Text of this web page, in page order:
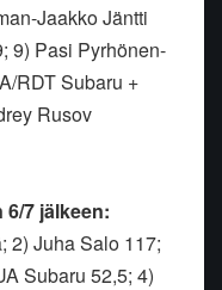
Jaakko Jäntti
9) Pasi Pyrhönen-
RDT Subaru +
Rusov
6/7 jälkeen:
2) Juha Salo 117;
Subaru 52,5; 4)